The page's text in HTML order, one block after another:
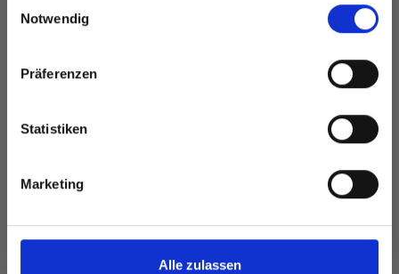
Notwendig
Präferenzen
Statistiken
Marketing
Alle zulassen
und erhalte exklusiven Zugang zu